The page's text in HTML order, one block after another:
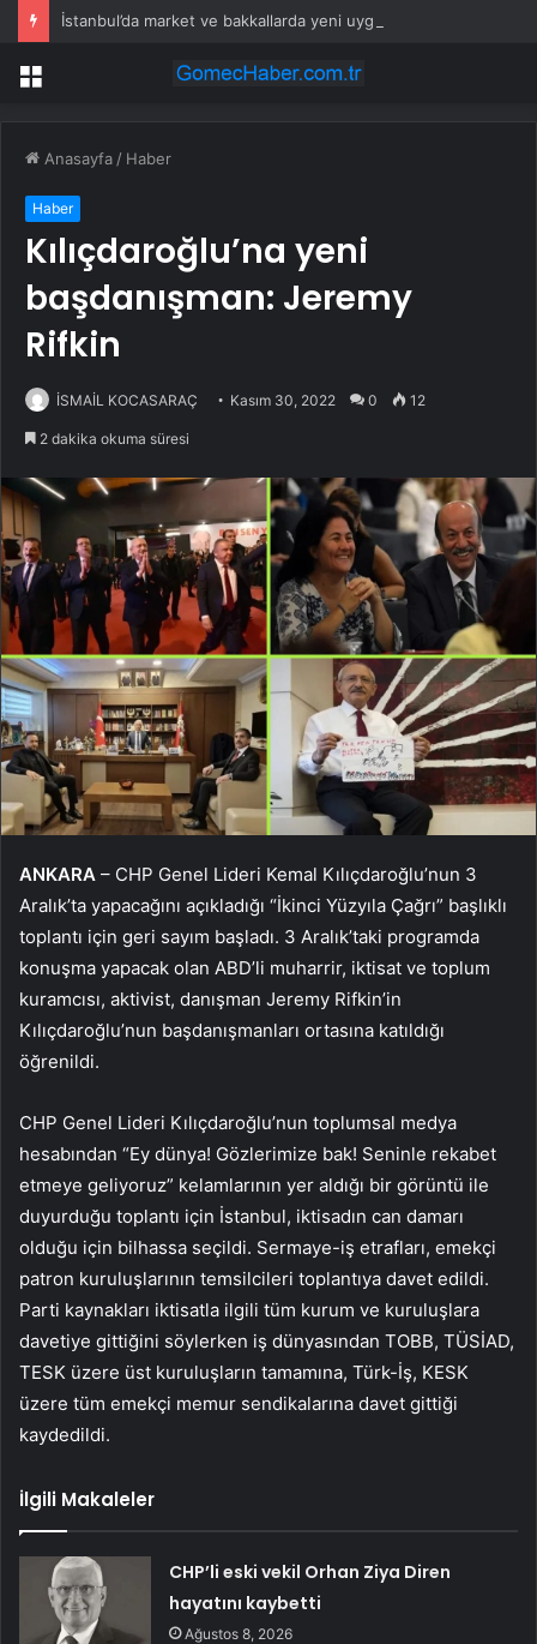
Menü
Anasayfa / Haber
Haber
Kılıçdaroğlu’na yeni
başdanışman: Jeremy
Rifkin
İSMAİL KOCASARAÇ Kasım 30, 2022 0 12
2 dakika okuma süresi
ANKARA – CHP Genel Lideri Kemal Kılıçdaroğlu’nun 3
Aralık’ta yapacağını açıkladığı “İkinci Yüzyıla Çağrı” başlıklı
toplantı için geri sayım başladı. 3 Aralık’taki programda
konuşma yapacak olan ABD’li muharrir, iktisat ve toplum
kuramcısı, aktivist, danışman Jeremy Rifkin’in
Kılıçdaroğlu’nun başdanışmanları ortasına katıldığı
öğrenildi.
CHP Genel Lideri Kılıçdaroğlu’nun toplumsal medya
hesabından “Ey dünya! Gözlerimize bak! Seninle rekabet
etmeye geliyoruz” kelamlarının yer aldığı bir görüntü ile
duyurduğu toplantı için İstanbul, iktisadın can damarı
olduğu için bilhassa seçildi. Sermaye-iş etrafları, emekçi
patron kuruluşlarının temsilcileri toplantıya davet edildi.
Parti kaynakları iktisatla ilgili tüm kurum ve kuruluşlara
davetiye gittiğini söylerken iş dünyasından TOBB, TÜSİAD,
TESK üzere üst kuruluşların tamamına, Türk-İş, KESK
üzere tüm emekçi memur sendikalarına davet gittiği
kaydedildi.
İlgili Makaleler
CHP’li eski vekil Orhan Ziya Diren
hayatını kaybetti
Ağustos 8, 2026